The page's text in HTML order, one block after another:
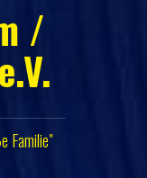
/
Familie"